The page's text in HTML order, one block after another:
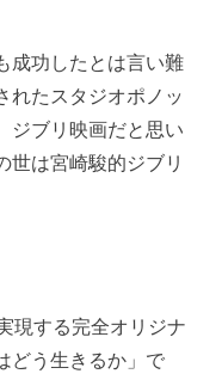
成功したとは言い難
れたスタジオポノッ
ジブリ映画だと思い
世は宮崎駿的ジブリ
現する完全オリジナ
どう生きるか」で